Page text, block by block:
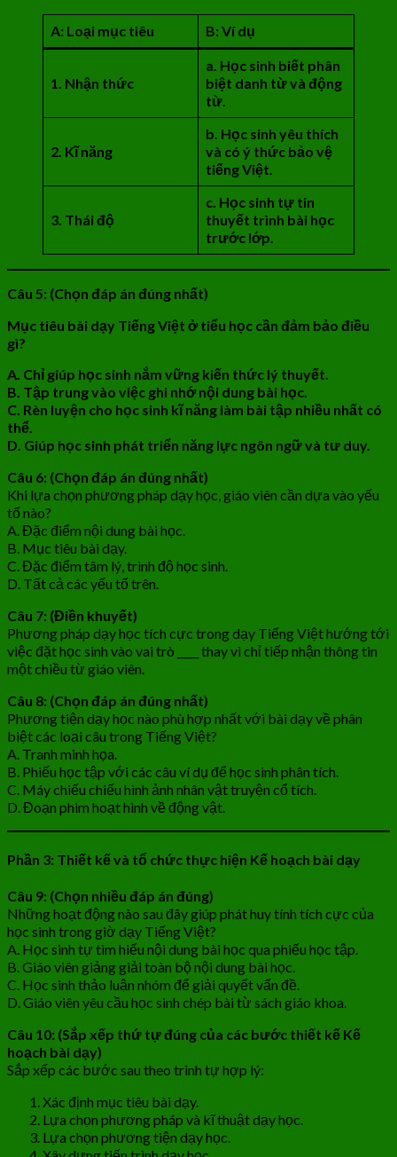
A: Loại mục tiêu B: Ví dụ
1. Nhận thức
a. Học sinh biết phân
biệt danh từ và động
từ.
2. Kĩ năng
b. Học sinh yêu thích
và có ý thức bảo vệ
tiếng Việt.
3. Thái độ
c. Học sinh tự tin
thuyết trình bài học
trước lớp.
Câu 5: (Chọn đáp án đúng nhất)
Mục tiêu bài dạy Tiếng Việt ở tiểu học cần đảm bảo điều
gì?
A. Chỉ giúp học sinh nắm vững kiến thức lý thuyết.
B. Tập trung vào việc ghi nhớ nội dung bài học.
C. Rèn luyện cho học sinh kĩ năng làm bài tập nhiều nhất có
thể.
D. Giúp học sinh phát triển năng lực ngôn ngữ và tư duy.
Câu 6: (Chọn đáp án đúng nhất)
Khi lựa chọn phương pháp dạy học, giáo viên cần dựa vào yếu
tố nào?
A. Đặc điểm nội dung bài học.
B. Mục tiêu bài dạy.
C. Đặc điểm tâm lý, trình độ học sinh.
D. Tất cả các yếu tố trên.
Câu 7: (Điền khuyết)
Phương pháp dạy học tích cực trong dạy Tiếng Việt hướng tới
việc đặt học sinh vào vai trò ____ thay vì chỉ tiếp nhận thông tin
một chiều từ giáo viên.
Câu 8: (Chọn đáp án đúng nhất)
Phương tiện dạy học nào phù hợp nhất với bài dạy về phân
biệt các loại câu trong Tiếng Việt?
A. Tranh minh họa.
B. Phiếu học tập với các câu ví dụ để học sinh phân tích.
C. Máy chiếu chiếu hình ảnh nhân vật truyện cổ tích.
D. Đoạn phim hoạt hình về động vật.
Phần 3: Thiết kế và tổ chức thực hiện Kế hoạch bài dạy
Câu 9: (Chọn nhiều đáp án đúng)
Những hoạt động nào sau đây giúp phát huy tính tích cực của
học sinh trong giờ dạy Tiếng Việt?
A. Học sinh tự tìm hiểu nội dung bài học qua phiếu học tập.
B. Giáo viên giảng giải toàn bộ nội dung bài học.
C. Học sinh thảo luận nhóm để giải quyết vấn đề.
D. Giáo viên yêu cầu học sinh chép bài từ sách giáo khoa.
Câu 10: (Sắp xếp thứ tự đúng của các bước thiết kế Kế
hoạch bài dạy)
Sắp xếp các bước sau theo trình tự hợp lý:
Xác định mục tiêu bài dạy.
Lựa chọn phương pháp và kĩ thuật dạy học.
Lựa chọn phương tiện dạy học.